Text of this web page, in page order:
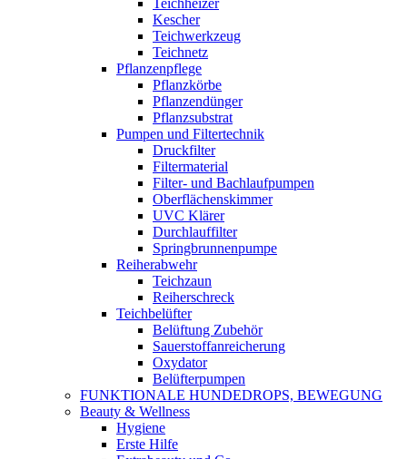
Teichheizer
Kescher
Teichwerkzeug
Teichnetz
Pflanzenpflege
Pflanzkörbe
Pflanzendünger
Pflanzsubstrat
Pumpen und Filtertechnik
Druckfilter
Filtermaterial
Filter- und Bachlaufpumpen
Oberflächenskimmer
UVC Klärer
Durchlauffilter
Springbrunnenpumpe
Reiherabwehr
Teichzaun
Reiherschreck
Teichbelüfter
Belüftung Zubehör
Sauerstoffanreicherung
Oxydator
Belüfterpumpen
FUNKTIONALE HUNDEDROPS, BEWEGUNG
Beauty & Wellness
Hygiene
Erste Hilfe